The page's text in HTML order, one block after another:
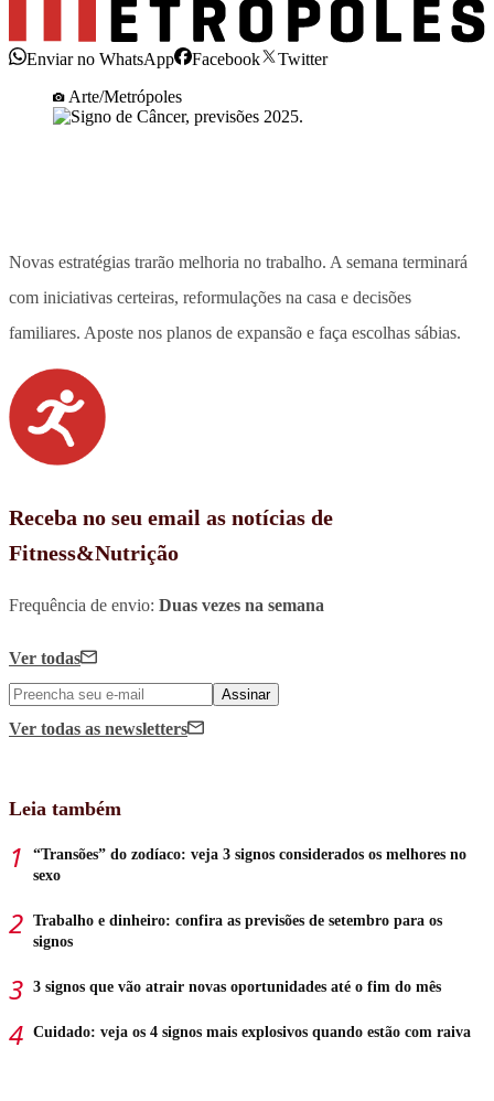
Enviar no WhatsApp Facebook
Twitter
Arte/Metrópoles
Novas estratégias trarão melhoria no trabalho. A semana terminará
com iniciativas certeiras, reformulações na casa e decisões
familiares. Aposte nos planos de expansão e faça escolhas sábias.
Receba no seu email as notícias de
Fitness&Nutrição
Frequência de envio: Duas vezes na semana
Ver todas
Assinar
Ver todas as newsletters
Leia também
“Transões” do zodíaco: veja 3 signos considerados os melhores no
sexo
Trabalho e dinheiro: confira as previsões de setembro para os
signos
3 signos que vão atrair novas oportunidades até o fim do mês
Cuidado: veja os 4 signos mais explosivos quando estão com raiva